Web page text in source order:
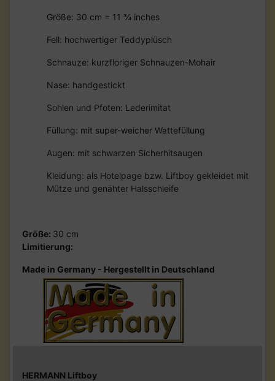
Größe: 30 cm = 11 ¾ inches
Fell: hochwertiger Teddyplüsch
Schnauze: kurzfloriger Schnauzen-Mohair
Nase: handgestickt
Sohlen und Pfoten: Lederimitat
Füllung: mit super-weicher Wattefüllung
Augen: mit schwarzen Sicherhitsaugen
Kleidung: als Hotelpage bzw. Liftboy gekleidet mit
Mütze und genähter Halsschleife
Größe: 30 cm
Limitierung:
Made in Germany - Hergestellt in Deutschland
HERMANN Liftboy